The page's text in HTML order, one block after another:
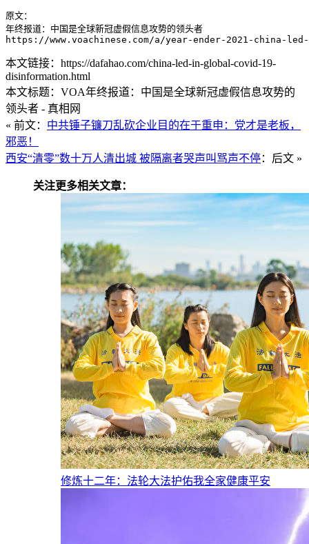
原文：
年终报道：中国是全球新冠虚假信息攻势的领头者
https://www.voachinese.com/a/year-ender-2021-china-
本文链接：https://dafahao.com/china-led-in-global-covid-19-
disinformation.html
本文标题：VOA年终报道：中国是全球新冠虚假信息攻势的
领头者 - 真相网
« 前文： 中共锤子镰刀乱砍企业目的在于重申：党才是老板，
邪恶！
西安“清零”数十万人清出城 被隔离者哭声叫骂声不停：后文 »
关注更多相关文章：
修炼十二年：法轮大法护佑我全家健康平安